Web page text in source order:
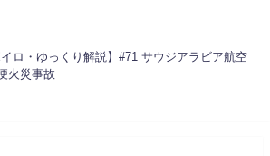
イロ・ゆっくり解説】#71 サウジアラビア航空
火災事故